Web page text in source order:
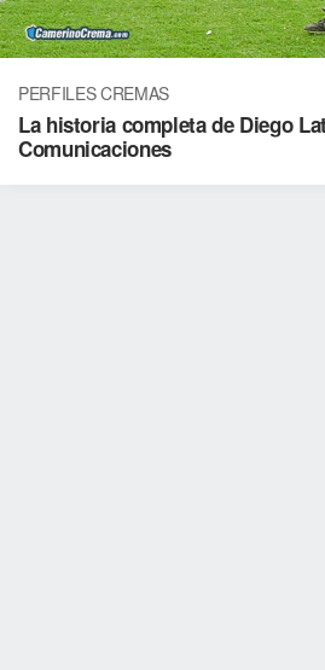
PERFILES CREMAS
La historia completa de Diego
Comunicaciones